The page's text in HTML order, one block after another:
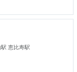
恵比寿駅